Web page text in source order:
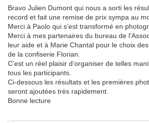
Bravo Julien Dumont qui nous a sorti les
record et fait une remise de prix sympa au
Merci à Paolo qui s’est transformé en
Merci à mes partenaires du bureau de
leur aide et à Marie Chantal pour le choix
de la confiserie Florian.
C’est un réel plaisir d’organiser de telles
tous les participants.
Ci-dessous les résultats et les premières
seront ajoutées très rapidement.
Bonne lecture